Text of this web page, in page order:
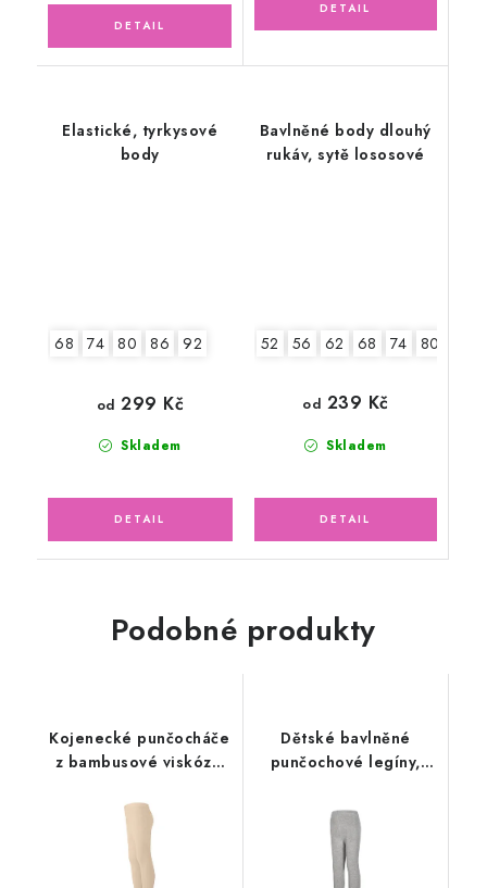
Elastické, tyrkysové
body
68 74 80 86 92
Skladem
od 299 Kč
Bavlněné body dlouhý
rukáv, sytě lososové
52 56 62 68 74 80
Skladem
od 239 Kč
Podobné produkty
Kojenecké punčocháče
z bambusové viskózy,
Dětské bavlněné
punčochové legíny,